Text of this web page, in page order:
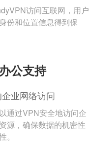
访问互联网，用户
份和位置信息得到保
公支持
业网络访问
通过VPN安全地访问企
源，确保数据的机密性
。